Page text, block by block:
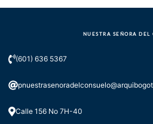
HOMILÍA EUCARISTÍA 5
NUESTRA SEÑORA DEL
(601) 636 5367
Calle 156 No 7H-40